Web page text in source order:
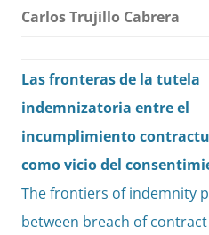
Carlos Trujillo Cabrera
Las fronteras de la tutela
indemnizatoria entre el
incumplimiento
como vicio del
The frontiers of indemnity
between breach of